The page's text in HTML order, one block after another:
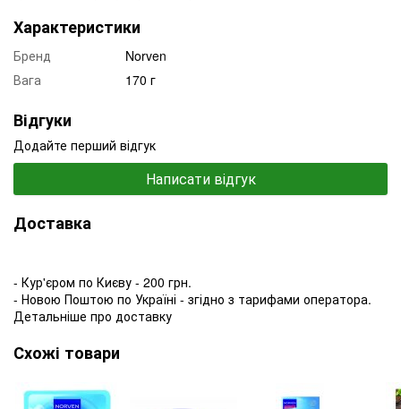
Характеристики
Бренд
Norven
Вага
170 г
Відгуки
Додайте перший відгук
Написати відгук
Доставка
- Кур'єром по Києву - 200 грн.
- Новою Поштою по Україні - згідно з тарифами оператора.
Детальніше про доставку
Схожі товари